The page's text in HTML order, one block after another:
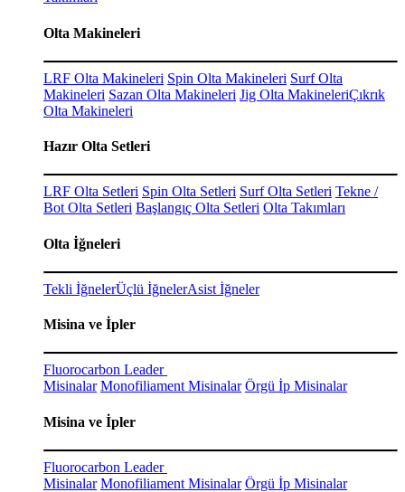
Olta Makineleri
LRF Olta Makineleri Spin Olta Makineleri Surf Olta
Makineleri Sazan Olta Makineleri Jig Olta MakineleriÇıkrık
Olta Makineleri
Hazır Olta Setleri
LRF Olta Setleri Spin Olta Setleri Surf Olta Setleri Tekne /
Bot Olta Setleri Başlangıç Olta Setleri Olta Takımları
Olta İğneleri
Tekli İğnelerÜçlü İğnelerAsist İğneler
Misina ve İpler
Fluorocarbon Leader
Misinalar Monofiliament Misinalar Örgü İp Misinalar
Misina ve İpler
Fluorocarbon Leader
Misinalar Monofiliament Misinalar Örgü İp Misinalar